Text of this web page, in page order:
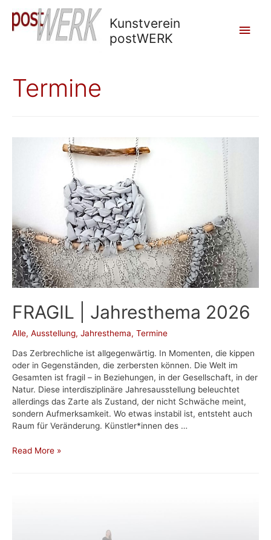
Kunstverein
postWERK
Main
Termine
FRAGIL | Jahresthema 2026
Alle, Ausstellung, Jahresthema, Termine
Das Zerbrechliche ist allgegenwärtig. In Momenten, die kippen
oder in Gegenständen, die zerbersten können. Die Welt im
Gesamten ist fragil – in Beziehungen, in der Gesellschaft, in der
Natur. Diese interdisziplinäre Jahresausstellung beleuchtet
allerdings das Zarte als Zustand, der nicht Schwäche meint,
sondern Aufmerksamkeit. Wo etwas instabil ist, entsteht auch
Raum für Veränderung. Künstler*innen des …
FRAGIL
Read More »